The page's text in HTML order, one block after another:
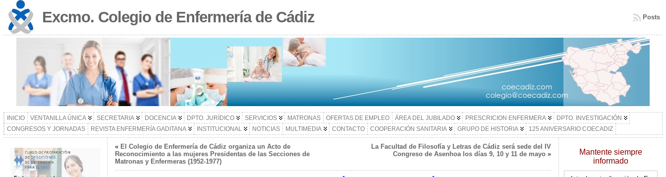
Excmo. Colegio de Enfermería de Cádiz Posts
INICIO VENTANILLA ÚNICA SECRETARIA DOCENCIA DPTO. JURÍDICO SERVICIOS MATRONAS OFERTAS DE EMPLEO ÁREA DEL JUBILADO PRESCRICION ENFERMERA
DPTO. INVESTIGACIÓN
CONGRESOS Y JORNADAS
REVISTA ENFERMERÍA GADITANA INSTITUCIONAL NOTICIAS MULTIMEDIA CONTACTO COOPERACIÓN SANITARIA GRUPO DE HISTORIA 125 ANIVERSARIO COECADIZ
« El Colegio de Enfermería de Cádiz organiza un Acto de
Reconocimiento a las mujeres Presidentas de las Secciones de
Matronas y Enfermeras (1952-1977)
La Facultad de Filosofía y Letras de Cádiz será sede del IV
Congreso de Asenhoa los días 9, 10 y 11 de mayo»
Mantente siempre
informado